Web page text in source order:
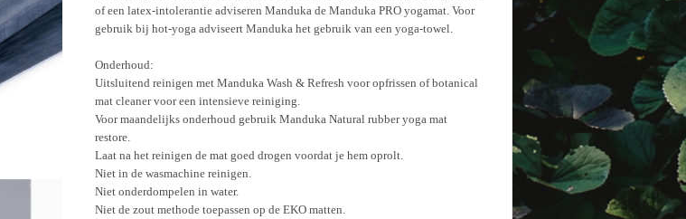
of een latex-intolerantie adviseren Manduka de Manduka PRO yogamat. Voor
gebruik bij hot-yoga adviseert Manduka het gebruik van een yoga-towel.
Onderhoud:
Uitsluitend reinigen met Manduka Wash & Refresh voor opfrissen of botanical
mat cleaner voor een intensieve reiniging.
Voor maandelijks onderhoud gebruik Manduka Natural rubber yoga mat
restore.
Laat na het reinigen de mat goed drogen voordat je hem oprolt.
Niet in de wasmachine reinigen.
Niet onderdompelen in water.
Niet de zout methode toepassen op de EKO matten.